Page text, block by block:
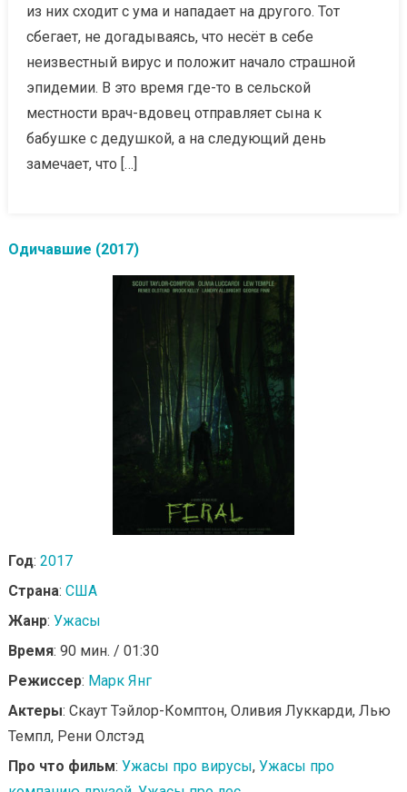
из них сходит с ума и нападает на другого. Тот
сбегает, не догадываясь, что несёт в себе
неизвестный вирус и положит начало страшной
эпидемии. В это время где-то в сельской
местности врач-вдовец отправляет сына к
бабушке с дедушкой, а на следующий день
замечает, что […]
Одичавшие (2017)
Год: 2017
Страна: США
Жанр: Ужасы
Время: 90 мин. / 01:30
Режиссер: Марк Янг
Актеры: Скаут Тэйлор-Комптон, Оливия Луккарди, Лью
Темпл, Рени Олстэд
Про что фильм: Ужасы про вирусы, Ужасы про